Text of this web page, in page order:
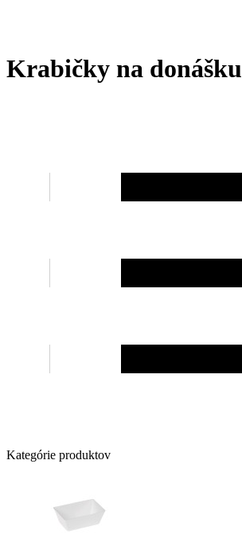
Krabičky na donášku
Kategórie produktov